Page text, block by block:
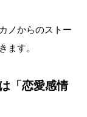
ノからのストー
ます。
「恋愛感情